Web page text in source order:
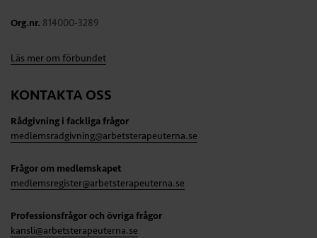
Org.nr. 814000-3289
Läs mer om förbundet
KONTAKTA OSS
Rådgivning i fackliga frågor
medlemsradgivning@arbetsterapeuterna.se
Frågor om medlemskapet
medlemsregister@arbetsterapeuterna.se
Professionsfrågor och övriga frågor
kansli@arbetsterapeuterna.se